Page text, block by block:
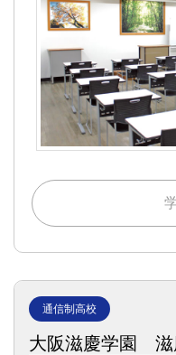
通信制高校
大阪滋慶学園 滋